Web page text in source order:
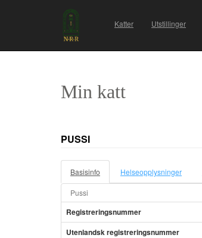
Katter Utstillinger
Min katt
PUSSI
Basisinfo Helseopplysninger
Pussi
Registreringsnummer
Utenlandsk registreringsnummer